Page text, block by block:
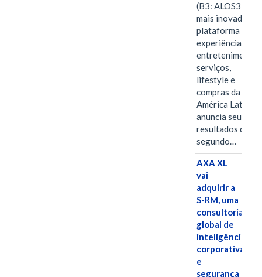
(B3: ALOS3), a
mais inovadora
plataforma de
experiências,
entretenimento,
serviços,
lifestyle e
compras da
América Latina
anuncia seus
resultados do
segundo…
AXA XL
vai
adquirir a
S-RM, uma
consultoria
global de
inteligência
corporativa
e
segurança